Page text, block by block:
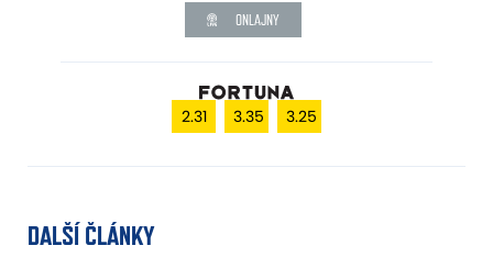
ONLAJNY
2.31 3.35 3.25
DALŠÍ ČLÁNKY